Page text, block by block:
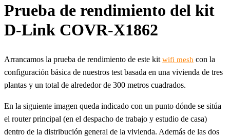
Prueba de rendimiento del kit
D-Link COVR-X1862
Arrancamos la prueba de rendimiento de este kit wifi mesh con la
configuración básica de nuestros test basada en una vivienda de tres
plantas y un total de alrededor de 300 metros cuadrados.
En la siguiente imagen queda indicado con un punto dónde se sitúa
el router principal (en el despacho de trabajo y estudio de casa)
dentro de la distribución general de la vivienda. Además de las dos